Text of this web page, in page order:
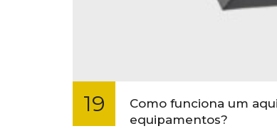
19
Como funciona um
equipamentos?